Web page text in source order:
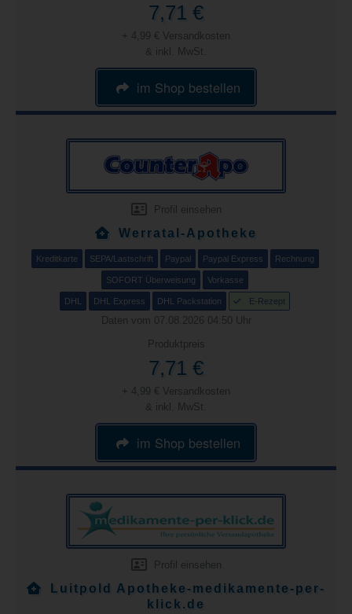
7,71 €
+ 4,99 € Versandkosten
& inkl. MwSt.
im Shop bestellen
Profil einsehen
Werratal-Apotheke
Kreditkarte SEPA/Lastschrift Paypal Paypal Express Rechnung
SOFORT Überweisung Vorkasse
DHL DHL Express DHL Packstation E-Rezept
Daten vom 07.08.2026 04:50 Uhr
Produktpreis
7,71 €
+ 4,99 € Versandkosten
& inkl. MwSt.
im Shop bestellen
Profil einsehen
Luitpold Apotheke-medikamente-per-
klick.de